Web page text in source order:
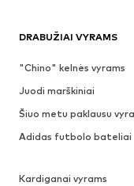
DRABUŽIAI VYRAMS
"Chino" kelnės vyrams
Juodi marškiniai
Šiuo metu paklausu
Adidas futbolo bateliai
Kardiganai vyrams